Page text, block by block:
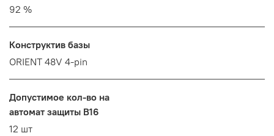
92 %
Конструктив базы
ORIENT 48V 4-pin
Допустимое кол-во на
автомат защиты B16
12 шт